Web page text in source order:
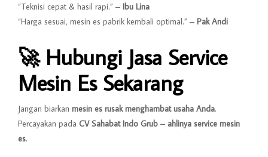
“Teknisi cepat & hasil rapi.” – Ibu Lina
“Harga sesuai, mesin es pabrik kembali optimal.” – Pak Andi
🚀 Hubungi Jasa Service
Mesin Es Sekarang
Jangan biarkan mesin es rusak menghambat usaha Anda.
Percayakan pada CV Sahabat Indo Grub – ahlinya service mesin
es.